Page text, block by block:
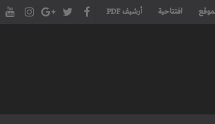
افتتاحية أرشيف PDF